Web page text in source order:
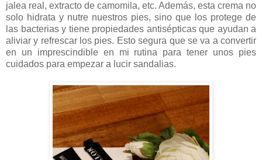
jalea real, extracto de camomila, etc. Además, esta crema no
solo hidrata y nutre nuestros pies, sino que los protege de
las bacterias y tiene propiedades antisépticas que ayudan a
aliviar y refrescar los pies. Esto segura que se va a convertir
en un imprescindible en mi rutina para tener unos pies
cuidados para empezar a lucir sandalias.